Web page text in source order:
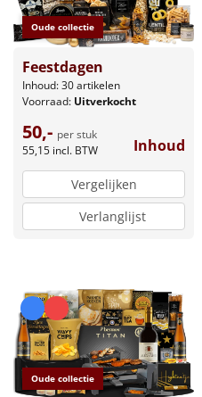
Oude collectie
Feestdagen
Inhoud: 30 artikelen
Voorraad: Uitverkocht
50,- per stuk
55,15 incl. BTW Inhoud
Vergelijken
Verlanglijst
Oude collectie